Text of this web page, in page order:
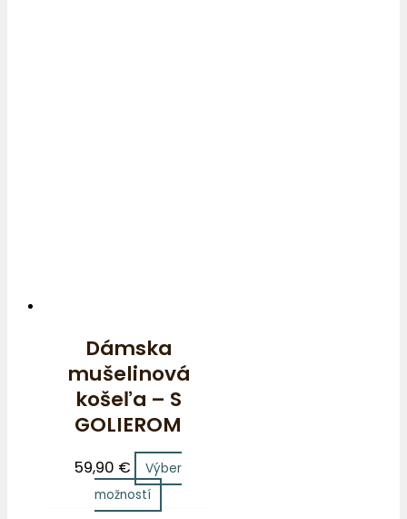
Dámska
mušelinová
košeľa – S
GOLIEROM
59,90 €
Výber
možností